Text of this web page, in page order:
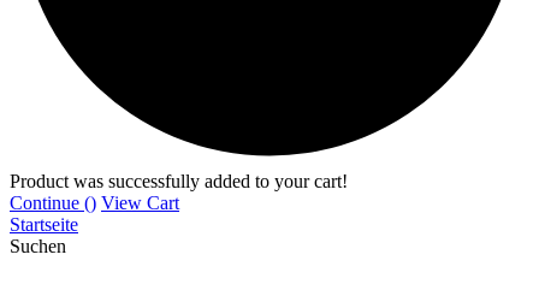
Product was successfully added to your cart!
Continue () View Cart
Startseite
Suchen